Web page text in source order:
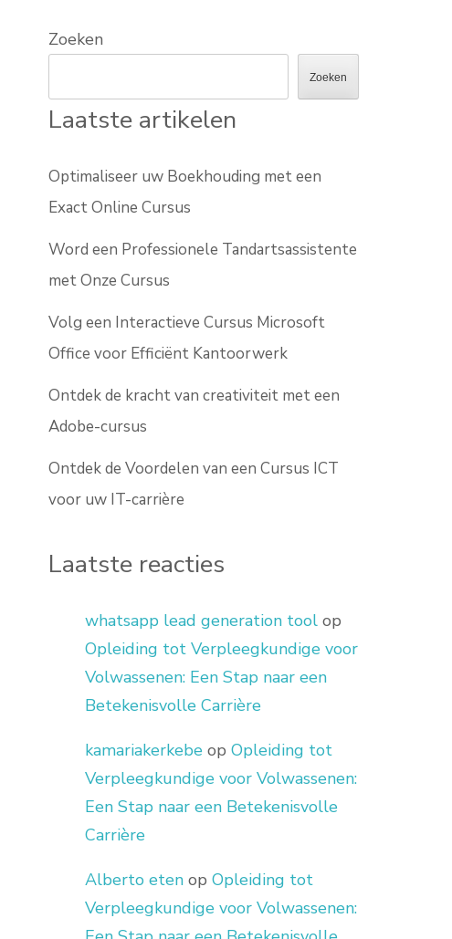
Zoeken
Zoeken
Laatste artikelen
Optimaliseer uw Boekhouding met een
Exact Online Cursus
Word een Professionele Tandartsassistente
met Onze Cursus
Volg een Interactieve Cursus Microsoft
Office voor Efficiënt Kantoorwerk
Ontdek de kracht van creativiteit met een
Adobe-cursus
Ontdek de Voordelen van een Cursus ICT
voor uw IT-carrière
Laatste reacties
whatsapp lead generation tool op
Opleiding tot Verpleegkundige voor
Volwassenen: Een Stap naar een
Betekenisvolle Carrière
kamariakerkebe opOpleiding tot
Verpleegkundige voor Volwassenen:
Een Stap naar een Betekenisvolle
Carrière
Alberto eten opOpleiding tot
Verpleegkundige voor Volwassenen: